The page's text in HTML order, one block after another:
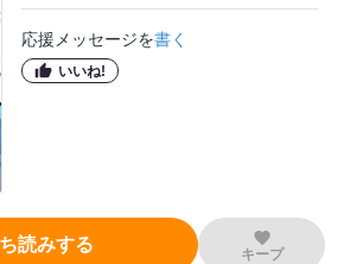
応援メッセージを書く
いいね!
読みする キープ